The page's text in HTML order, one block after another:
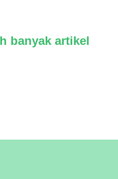
banyak artikel